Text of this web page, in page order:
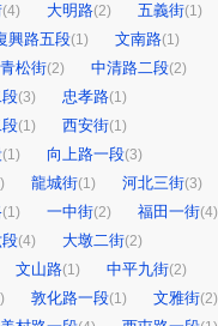
(4) 大明路(2) 五義街(1)
興路五段(1) 文南路(1)
青松街(2) 中清路二段(2)
(3) 忠孝路(1)
(1) 西安街(1)
(1) 向上路一段(3)
龍城街(1) 河北三街(3)
(1) 一中街(2) 福田一街(4)
(4) 大墩二街(2)
文山路(1) 中平九街(2)
敦化路一段(1) 文雅街(2)